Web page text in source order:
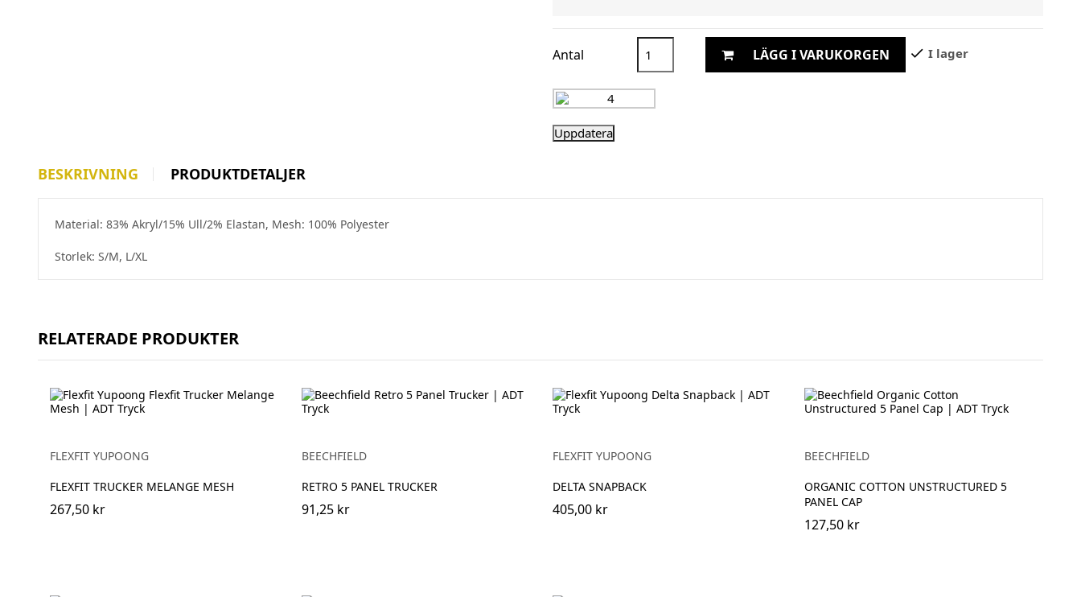
Antal LÄGG I VARUKORGEN check I lager
BESKRIVNING PRODUKTDETALJER
Material: 83% Akryl/15% Ull/2% Elastan, Mesh: 100% Polyester
Storlek: S/M, L/XL
RELATERADE PRODUKTER
FLEXFIT YUPOONG
FLEXFIT TRUCKER MELANGE MESH
267,50 kr
BEECHFIELD
RETRO 5 PANEL TRUCKER
91,25 kr
FLEXFIT YUPOONG
DELTA SNAPBACK
405,00 kr
BEECHFIELD
ORGANIC COTTON UNSTRUCTURED 5
PANEL CAP
127,50 kr